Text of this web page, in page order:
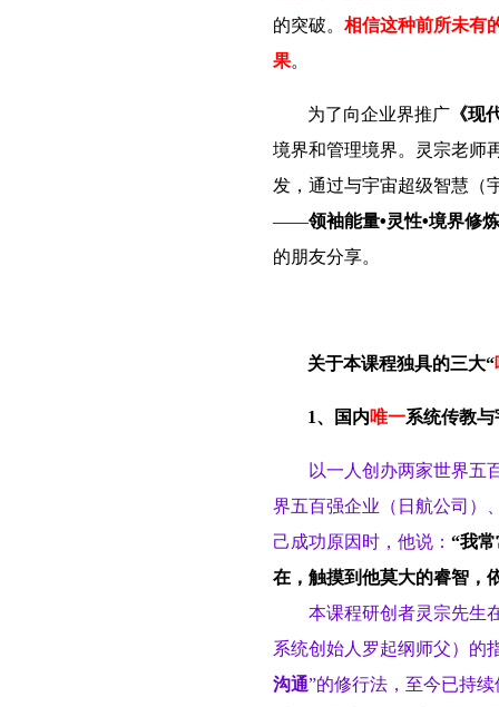
的突破。 相信这种前所未有
果。
为了向企业界推广 《现
境界和管理境界。灵宗老师
发，通过与宇宙超级智慧（
——领袖能量•灵性•境界修
的朋友分享。
关于本课程独具的三大“
1、国内唯一系统传教
以一人创办两家世界五
界五百强企业（日航公司）
己成功原因时，他说： “我
在，触摸到他莫大的睿智，
本课程研创者灵宗先生
系统创始人罗起纲师父）的
沟通”的修行法，至今已持